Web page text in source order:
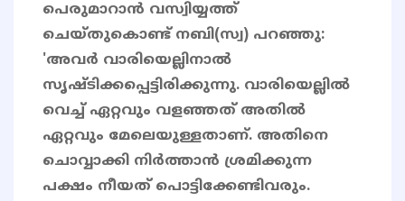
പെരുമാറാൻ വസ്വിയ്യത്ത്
ചെയ്തുകൊണ്ട് നബി(സ്വ) പറഞ്ഞു:
'അവർ വാരിയെല്ലിനാൽ
സൃഷ്ടിക്കപ്പെട്ടിരിക്കുന്നു. വാരിയെല്ലിൽ
വെച്ച് ഏറ്റവും വളഞ്ഞത് അതിൽ
ഏറ്റവും മേലെയുള്ളതാണ്. അതിനെ
ചൊവ്വാക്കി നിർത്താൻ ശ്രമിക്കുന്ന
പക്ഷം നീയത് പൊട്ടിക്കേണ്ടിവരും.